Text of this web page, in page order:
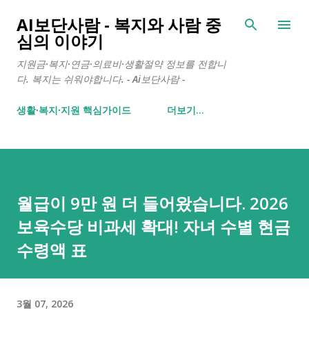
기본 콘텐츠로 건너뛰기
AI보단사람 - 복지와 사람 중
심의 이야기
지원금·복지·연금·의료비·생활절약 정보를 전합니
다. 복지는 쉬워야합니다. - Ai보단사람 -
생활∙복지∙지원 핵심가이드 더보기…
월급이 9만 원 더 들어왔습니다. 2026
보육수당 비과세 확대! 자녀 수별 현금
수령액 표
3월 07, 2026